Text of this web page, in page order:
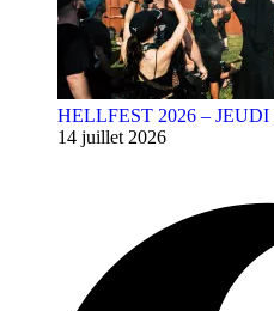
HELLFEST 2026 –
14 juillet 2026